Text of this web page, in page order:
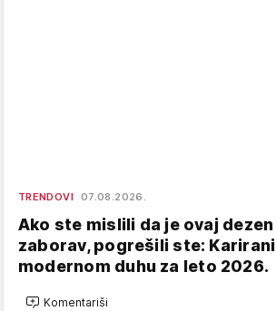
TRENDOVI 07.08.2026.
Ako ste mislili da je ovaj dezen
zaborav, pogrešili ste:
modernom duhu za leto 2026.
Komentariši